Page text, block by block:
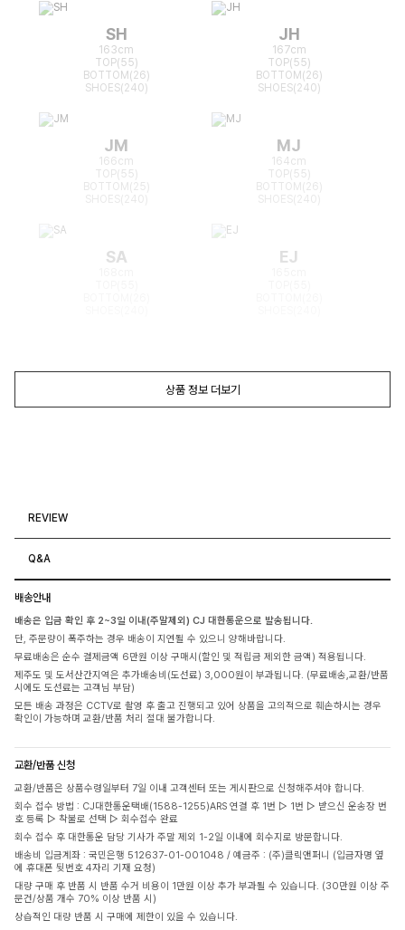
SH
163cm
TOP(55)
BOTTOM(26)
SHOES(240)
JH
167cm
TOP(55)
BOTTOM(26)
SHOES(240)
JM
166cm
TOP(55)
BOTTOM(25)
MJ
164cm
TOP(55)
BOTTOM(26)
SA EJ
상품 정보 더보기
REVIEW
Q&A
배송안내
배송은 입금 확인 후 2~3일 이내(주말제외) CJ 대한통운으로 발송됩니다.
단, 주문량이 폭주하는 경우 배송이 지연될 수 있으니 양해바랍니다.
무료배송은 순수 결제금액 6만원 이상 구매시(할인 및 적립금 제외한 금액) 적용됩니다.
제주도 및 도서산간지역은 추가배송비(도선료) 3,000원이 부과됩니다. (무료배송,교환/반품
시에도 도선료는 고객님 부담)
모든 배송 과정은 CCTV로 촬영 후 출고 진행되고 있어 상품을 고의적으로 훼손하시는 경우
확인이 가능하며 교환/반품 처리 절대 불가합니다.
교환/반품 신청
교환/반품은 상품수령일부터 7일 이내 고객센터 또는 게시판으로 신청해주셔야 합니다.
회수 접수 방법 : CJ대한통운택배(1588-1255)ARS 연결 후 1번 ▷ 1번 ▷ 받으신 운송장 번
호 등록 ▷ 착불로 선택 ▷ 회수접수 완료
회수 접수 후 대한통운 담당 기사가 주말 제외 1-2일 이내에 회수지로 방문합니다.
배송비 입금계좌 : 국민은행 512637-01-001048 / 예금주 : (주)클릭앤퍼니 (입금자명 옆
에 휴대폰 뒷번호 4자리 기재 요청)
대량 구매 후 반품 시 반품 수거 비용이 1만원 이상 추가 부과될 수 있습니다. (30만원 이상 주
문건/상품 개수 70% 이상 반품 시)
상습적인 대량 반품 시 구매에 제한이 있을 수 있습니다.